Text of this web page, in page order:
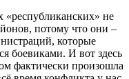
«республиканских» не
потому что они –
которые
боевиками. И вот здесь
фактически произошла